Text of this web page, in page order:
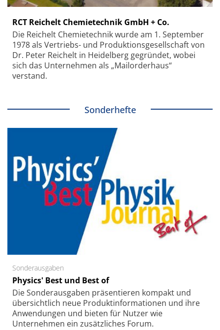
RCT Reichelt Chemietechnik GmbH + Co.
Die Reichelt Chemietechnik wurde am 1. September
1978 als Vertriebs- und Produktionsgesellschaft von
Dr. Peter Reichelt in Heidelberg gegründet, wobei
sich das Unternehmen als „Mailorderhaus“
verstand.
Sonderhefte
Sonderausgaben
Physics' Best und Best of
Die Sonder­ausgaben präsentieren kompakt und
übersichtlich neue Produkt­informationen und ihre
Anwendungen und bieten für Nutzer wie
Unternehmen ein zusätzliches Forum.